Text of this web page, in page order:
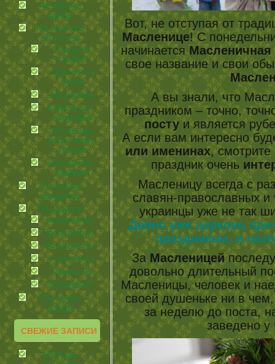
Лечебные
грибы
По немного
обо всем
Города и
страны
Красота и
мода
На экране
советы для
здоровья
что делает
нашу жизнь
лучше
эзотерика и
гадания
Полезные
продукты
Посиделки
иcцеляемся
Происшествия
Путешествия
странности
Торжества
Угощаемся!
Растения-
лекари
СВЕЖИЕ ЗАПИСИ
Методы
Вот, не отступая от
Масленице! С
начинаетсяМасленичная
свое название и свои
А вы знали, что
праздником – точно,
постуи является
А если вам интересно
или именинах, смотрите
праздник очень
Масленицу всегда с
славян-православных и
украинцы уже не так
Давно уже церковь
праздником, и
ЗаМасленицей
довольно длительный
Масленицы, человек и
своей душеньке ни в
за неделю до поста,
заведено